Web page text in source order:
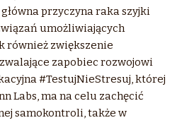
przyczyna raka szyjki
umożliwiających
również zwiększenie
zapobiec rozwojowi
#TestujNieStresuj, której
Labs, ma na celu zachęcić
samokontroli, także w